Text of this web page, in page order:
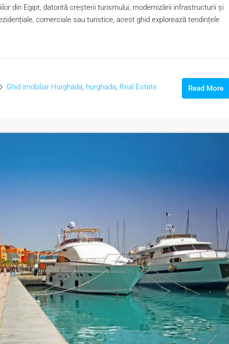
din Egipt, datorită creșterii turismului, modernizării infrastructurii și
comerciale sau turistice, acest ghid explorează tendințele
Ghid imobiliar Hurghada, hurghada, Real Estate Read More